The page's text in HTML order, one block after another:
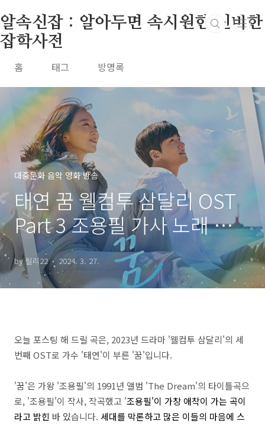
알속신잡 : 알아두면 속시원한 신비한
잡학사전
홈 태그 방명록
대중문화 음악 영화 방송
태연 꿈 웰컴투 삼달리 OST
Part 3 조용필 가사 노래 뮤비
곡정보
by 릴리22 2024. 3. 27.
오늘 포스팅 해 드릴 곡은, 2023년 드라마 '웰컴투 삼달리'의 세
번째 OST로 가수 '태연'이 부른 '꿈'입니다.
'꿈'은 가왕 '조용필'의 1991년 앨범 'The Dream'의 타이틀곡으
로, '조용필'이 작사, 작곡했고 '조용필'이 가창 애착이 가는 곡이
라고 밝힌 바 있습니다. 세대를 막론하고 많은 이들의 마음에 스